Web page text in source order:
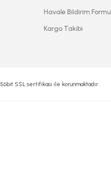
Havale Bildirim Formu
Kargo Takibi
SSL sertifikası ile korunmaktadır.